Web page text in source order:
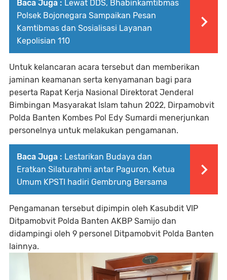
Baca Juga : Lewat DDS, Bhabinkamtibmas
Polsek Bojonegara Sampaikan Pesan
Kamtibmas dan Sosialisasi Layanan
Kepolisian 110
Untuk kelancaran acara tersebut dan memberikan
jaminan keamanan serta kenyamanan bagi para
peserta Rapat Kerja Nasional Direktorat Jenderal
Bimbingan Masyarakat Islam tahun 2022, Dirpamobvit
Polda Banten Kombes Pol Edy Sumardi menerjunkan
personelnya untuk melakukan pengamanan.
Baca Juga : Lestarikan Budaya dan
Eratkan Silaturahmi antar Paguron, Ketua
Umum KPSTI hadiri Gembrung Bersama
Pengamanan tersebut dipimpin oleh Kasubdit VIP
Ditpamobvit Polda Banten AKBP Samijo dan
didampingi oleh 9 personel Ditpamobvit Polda Banten
lainnya.